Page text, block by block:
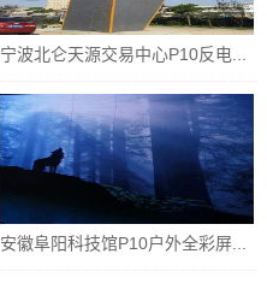
宁波北仑天源交易中心P10反电...
安徽阜阳科技馆P10户外全彩屏...